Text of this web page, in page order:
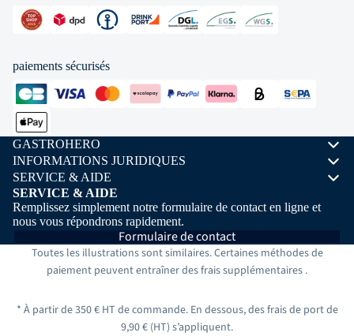
paiements sécurisés
GASTROHERO
INFORMATIONS JURIDIQUES
SERVICE & AIDE
SERVICE & AIDE
Remplissez simplement notre formulaire de contact en ligne et
nous vous répondrons rapidement.
Formulaire de contact
Toutes les illustrations sont similaires. Certaines méthodes de
paiement peuvent entraîner des fraissupplémentaires .
* À partir de 350 € HT de commande. En dessous, des frais de port de
9,90 € (HT) s’appliquent.